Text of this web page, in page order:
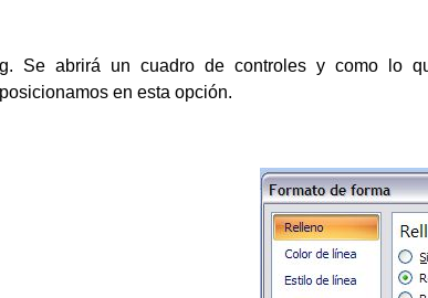
g. Se abrirá un cuadro de controles y como lo
posicionamos en esta opción.